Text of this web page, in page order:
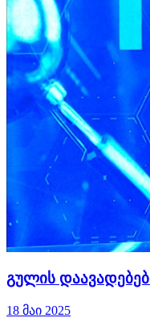
გულის
18 მაი 2025